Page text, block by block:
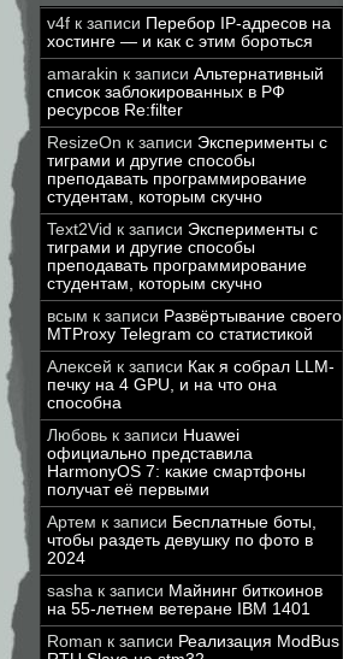
v4f к записи Перебор IP-адресов на
хостинге — и как с этим бороться
amarakin к записи Альтернативный
список заблокированных в РФ
ресурсов Re:filter
ResizeOn к записи Эксперименты с
тиграми и другие способы
преподавать программирование
студентам, которым скучно
Text2Vid к записи Эксперименты с
тиграми и другие способы
преподавать программирование
студентам, которым скучно
всым к записи Развёртывание своего
MTProxy Telegram со статистикой
Алексей к записи Как я собрал LLM-
печку на 4 GPU, и на что она
способна
Любовь к записи Huawei
официально представила
HarmonyOS 7: какие смартфоны
получат её первыми
Артем к записи Бесплатные боты,
чтобы раздеть девушку по фото в
2024
sasha к записи Майнинг биткоинов
на 55-летнем ветеране IBM 1401
Roman к записи Реализация ModBus